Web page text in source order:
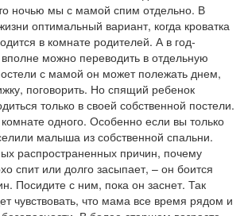
ночью мы с мамой спим отдельно. В
оптимальный вариант, когда кроватка
в комнате родителей. А в год-
вполне можно переводить в отдельную
с мамой он может полежать днем,
поговорить. Но спящий ребенок
только в своей собственной постели.
одного. Особенно если вы только
малыша из собственной спальни.
распространенных причин, почему
спит или долго засыпает, – он боится
Посидите с ним, пока он заснет. Так
чувствовать, что мама все время рядом и